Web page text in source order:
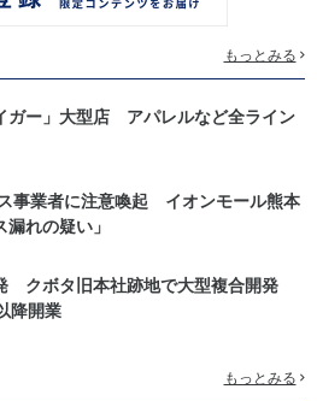
もっとみる
ガー」大型店 アパレルなど全ライン
事業者に注意喚起 イオンモール熊本
れの疑い」
クボタ旧本社跡地で大型複合開発
降開業
もっとみる